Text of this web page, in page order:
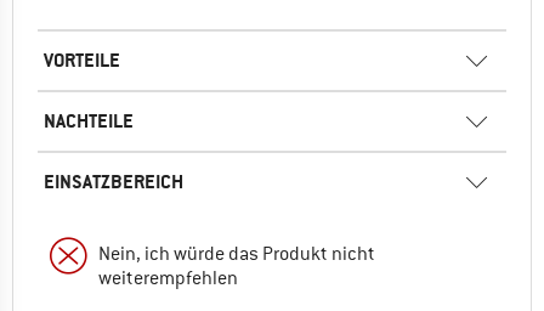
VORTEILE
NACHTEILE
EINSATZBEREICH
Nein, ich würde das Produkt nicht
weiterempfehlen